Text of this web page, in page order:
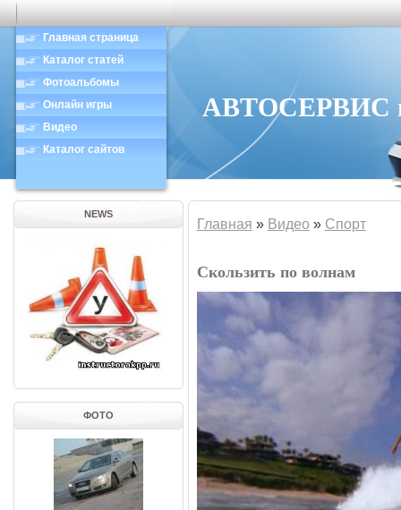
Главная страница
Каталог статей
Фотоальбомы
Онлайн игры
Видео
Каталог сайтов
АВТОСЕРВИС в
NEWS
ФОТО
Главная » Видео » Спорт
Скользить по волнам